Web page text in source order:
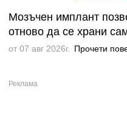
Мозъчен имплант
отново да се храни
от 07 авг 2026г. Прочети